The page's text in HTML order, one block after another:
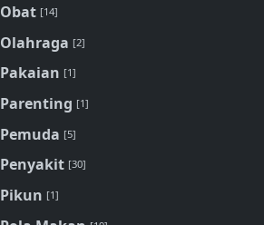
Obat [14]
Olahraga [2]
Pakaian [1]
Parenting [1]
Pemuda [5]
Penyakit [30]
Pikun [1]